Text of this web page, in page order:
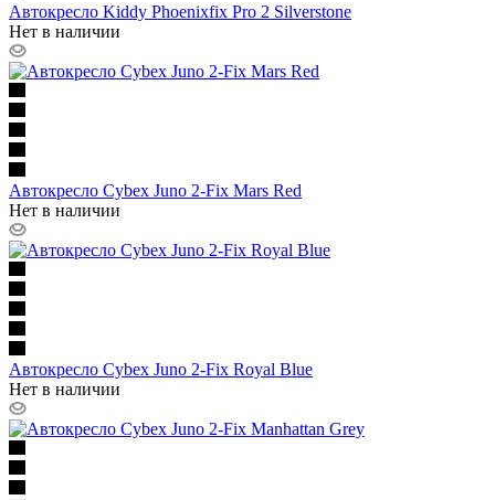
Автокресло Kiddy Phoenixfix Pro 2 Silverstone
Нет в наличии
Автокресло Cybex Juno 2-Fix Mars Red
Нет в наличии
Автокресло Cybex Juno 2-Fix Royal Blue
Нет в наличии